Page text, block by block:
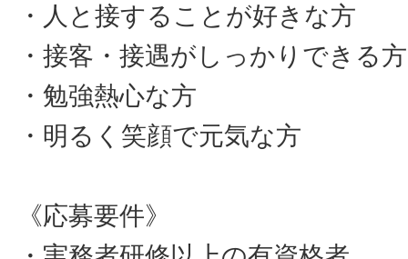
・人と接することが好きな方
・接客・接遇がしっかりできる方
・勉強熱心な方
・明るく笑顔で元気な方
《応募要件》